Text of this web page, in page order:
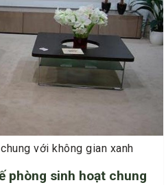
với không gian xanh
phòng sinh hoạt chung